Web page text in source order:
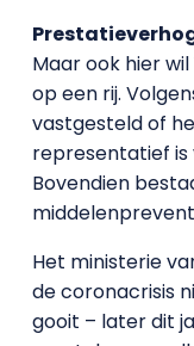
Maar ook hier
op een rij.
vastgesteld of
representatief is
Bovendien
Het ministerie
de coronacrisis
gooit – later dit